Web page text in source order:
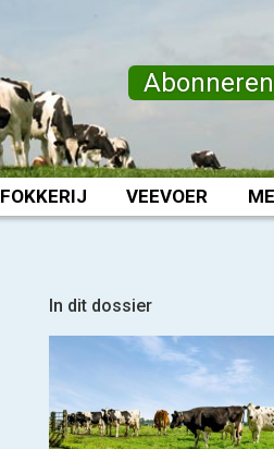
Abonneren
FOKKERIJ VEEVOER
In dit dossier